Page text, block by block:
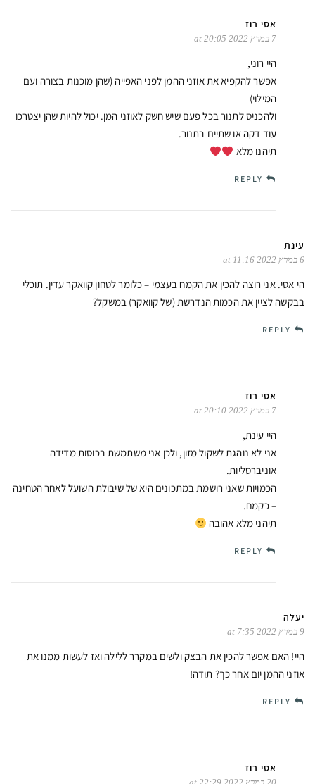
אסי רוז
7 במרץ 2022 at 20:05
היי רוני,
אפשר להקפיא את אוזני ההמן לפני האפייה (שהן מוכנות בצורה ועם
המילוי)
ולהכניס לתנור בכל פעם שיש חשק לאוזני המן. יכול להיות שהן יצטרכו
עוד דקה או שתיים בתנור.
תיהנו מלא
REPLY
עינת
6 במרץ 2022 at 11:16
הי אסי. אני רוצה להכין את הקמח בעצמי – כלומר לטחון קוואקר עדין. תוכלי
בבקשה לציין את הכמות הנדרשת (של קוואקר) במשקל?
REPLY
אסי רוז
7 במרץ 2022 at 20:10
היי עינת,
אני לא נוהגת לשקול מזון, ולכן אני משתמשת בכוסות מדידה
אוניברסליות.
הכמויות שאני רושמת במתכונים היא של שיבולת השועל לאחר הטחינה
– כקמח.
תיהני מלא אהובה
REPLY
יעלה
9 במרץ 2022 at 7:35
היי! האם אפשר להכין את הבצק ולשים במקרר ללילה ואז לעשות ממנו את
אוזני ההמן יום אחר כך? תודה!
REPLY
אסי רוז